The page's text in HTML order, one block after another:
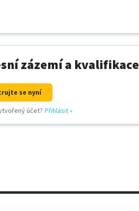
zázemí a kvalifikace
se nyní
účet? Přihlásit»